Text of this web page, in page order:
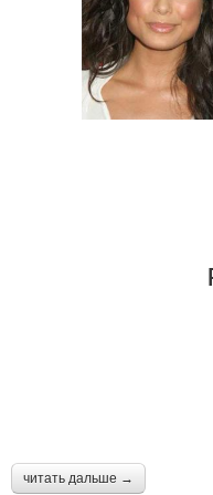
читать дальше →